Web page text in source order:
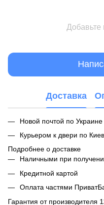
Добавьте
Доставка
Новой почтой по
Курьером к двери по
Подробнее о доставке
Наличными при
Кредитной картой
Оплата частями
Гарантия от производителя